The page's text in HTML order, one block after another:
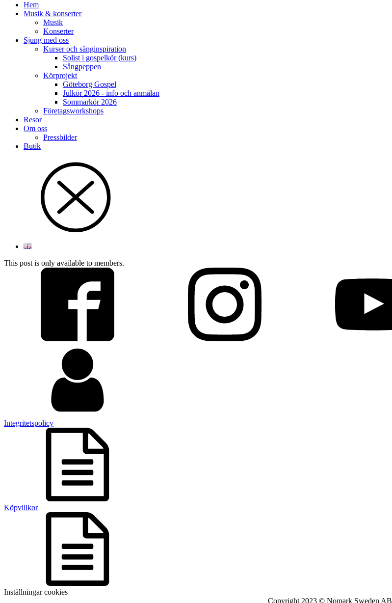
Hem
Musik & konserter
Musik
Konserter
Sjung med oss
Kurser och sånginspiration
Solist i gospelkör (kurs)
Sångpeppen
Körprojekt
Göteborg Gospel
Julkör 2026 - info och anmälan
Sommarkör 2026
Företagsworkshops
Resor
Om oss
Pressbilder
Butik
This post is only available to members.
Integritetspolicy
Köpvillkor
Inställningar cookies
Copyright 2023 © Nomark Sweden AB